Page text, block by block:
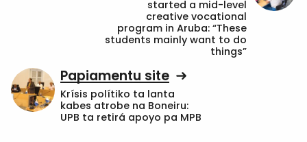
started a mid-level
creative vocational
program in Aruba: “These
students mainly want to do
things”
Papiamentu site
Krísis polítiko ta lanta
kabes atrobe na Boneiru:
UPB ta retirá apoyo pa MPB